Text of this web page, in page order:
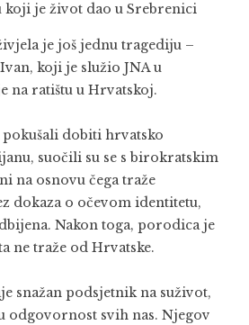
koji je život dao u Srebrenici
je još jednu tragediju –
koji je služio JNA u
na ratištu u Hrvatskoj.
pokušali dobiti hrvatsko
suočili su se s birokratskim
na osnovu čega traže
dokaza o očevom identitetu,
Nakon toga, porodica je
ne traže od Hrvatske.
snažan podsjetnik na suživot,
odgovornost svih nas. Njegov